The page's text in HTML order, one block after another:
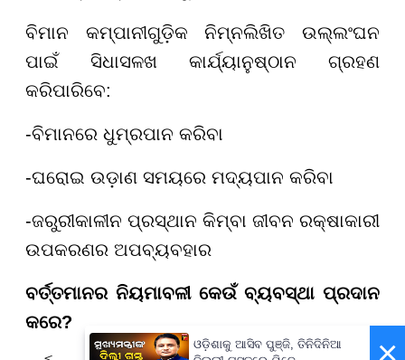
ବିମାନ କମ୍ପାନୀଗୁଡ଼ିକ ନିମ୍ନଲିଖିତ ଉଲ୍ଲଂଘନ
ପାଇଁ ସିଧାସଳଖ କାର୍ଯ୍ୟାନୁଷ୍ଠାନ ଗ୍ରହଣ
କରିପାରିବେ:
-ବିମାନରେ ଧୁମ୍ରପାନ କରିବା
-ଘରୋଇ ଉଡ଼ାଣ ସମୟରେ ମଦ୍ୟପାନ କରିବା
-ଜରୁରୀକାଳୀନ ପ୍ରସ୍ଥାନ କିମ୍ବା ଜୀବନ ରକ୍ଷାକାରୀ
ଉପକରଣର ଅପବ୍ୟବହାର
ବର୍ତ୍ତମାନର ନିୟମାବଳୀ କେଉଁ ବ୍ୟବସ୍ଥା ପ୍ରଦାନ
କରେ?
ଓଡ଼ିଶାକୁ ଆସିବ ପୁଞ୍ଜି, ତିନିଦିନିଆ